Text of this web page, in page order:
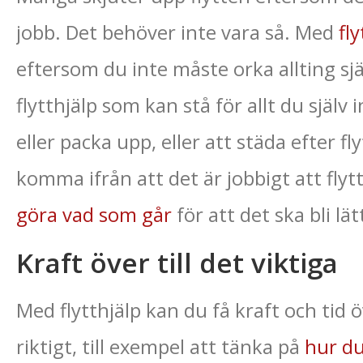
jobb. Det behöver inte vara så. Med
eftersom du inte måste orka allting
flytthjälp som kan stå för allt du själv
eller packa upp, eller att städa efter
komma ifrån att det är jobbigt att
göra vad som går för att det ska bli
Kraft över till det viktiga
Med flytthjälp kan du få kraft och tid
riktigt, till exempel att tänka på hur